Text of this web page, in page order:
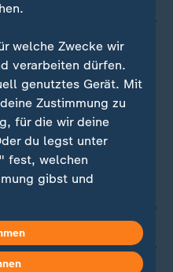
welche Zwecke wir
verarbeiten dürfen.
genutztes Gerät. Mit
Zustimmung zu
für die wir deine
du legst unter
fest, welchen
gibst und
oder ändern.